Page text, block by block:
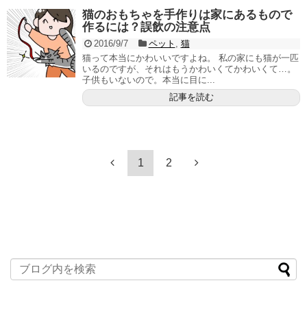
猫のおもちゃを手作りは家にあるもので
作るには？誤飲の注意点
2016/9/7 ペット
猫
猫って本当にかわいいですよね。 私の家にも猫が一匹
いるのですが、それはもうかわいくてかわいくて…。
子供もいないので。本当に目に...
記事を読む
1 2